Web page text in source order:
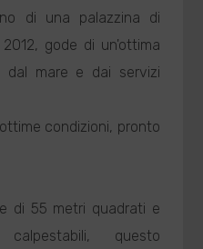
di una palazzina di
gode di un'ottima
dal mare e dai servizi
condizioni, pronto
di 55 metri quadrati e
questo